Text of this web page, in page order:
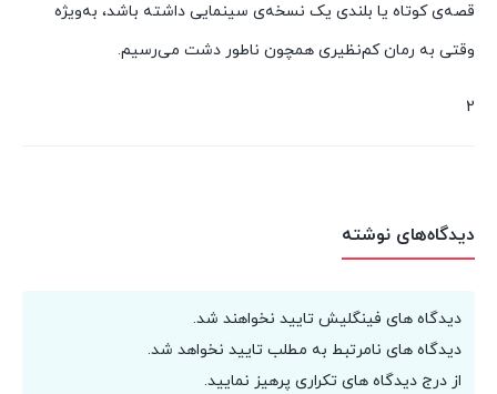
قصه‌ی کوتاه یا بلندی یک نسخه‌ی سینمایی داشته باشد، به‌ویژه
وقتی به رمان کم‌نظیری همچون ناطور دشت می‌رسیم.
2
دیدگاه‌های نوشته
دیدگاه های فینگلیش تایید نخواهند شد.
دیدگاه های نامرتبط به مطلب تایید نخواهد شد.
از درج دیدگاه های تکراری پرهیز نمایید.